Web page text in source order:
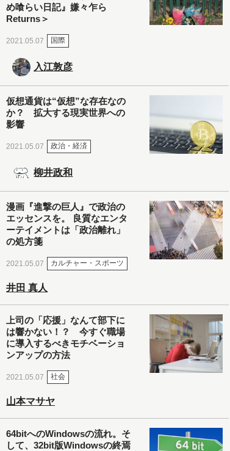
め喰らい日記』嫌々乍ら
Returns＞
2021.05.07 国際
入江敦彦
仮想通貨は“仮想”な存在なの
か？ 拡大する現実世界への
影響
2021.05.07 政治・経済
柳井政和
漫画『進撃の巨人』で政治の
エッセンスを。 良質なエンタ
ーテイメントは「政治離れ」
の処方箋
2021.05.07 カルチャー・スポーツ
井田 真人
上司の「応援」なんて部下に
は響かない！？ 今すぐ職場
に導入するべきモチベーショ
ンアップの方法
2021.05.07 社会
山本マサヤ
64bitへのWindowsの流れ。そ
して、32bit版Windowsの終焉